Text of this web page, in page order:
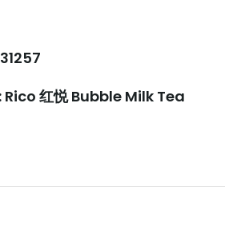
红悦 Bubble Milk Tea